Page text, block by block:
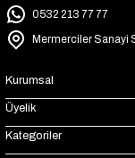
0532 213 77 77
Mermerciler Sanayi
Kurumsal
Üyelik
Kategoriler